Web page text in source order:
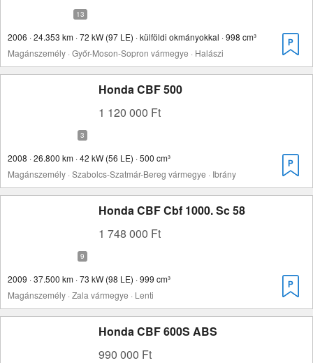
2006 · 24.353 km · 72 kW (97 LE) · külföldi okmányokkal · 998 cm³
Magánszemély · Győr-Moson-Sopron vármegye · Halászi
Honda CBF 500
1 120 000 Ft
2008 · 26.800 km · 42 kW (56 LE) · 500 cm³
Magánszemély · Szabolcs-Szatmár-Bereg vármegye · Ibrány
Honda CBF Cbf 1000. Sc 58
1 748 000 Ft
2009 · 37.500 km · 73 kW (98 LE) · 999 cm³
Magánszemély · Zala vármegye · Lenti
Honda CBF 600S ABS
990 000 Ft